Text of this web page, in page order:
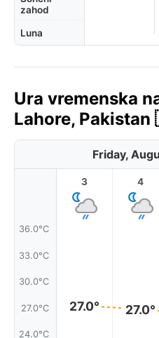
zahod
Luna
Ura vremenska
Lahore,
Friday,
36.0°C
33.0°C
30.0°C
27.0°C
24.0°C
3
27.0°
4
27.0°